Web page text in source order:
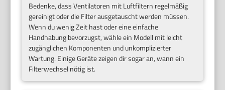
Bedenke, dass Ventilatoren mit Luftfiltern regelmäßig
gereinigt oder die Filter ausgetauscht werden müssen.
Wenn du wenig Zeit hast oder eine einfache
Handhabung bevorzugst, wähle ein Modell mit leicht
zugänglichen Komponenten und unkomplizierter
Wartung. Einige Geräte zeigen dir sogar an, wann ein
Filterwechsel nötig ist.